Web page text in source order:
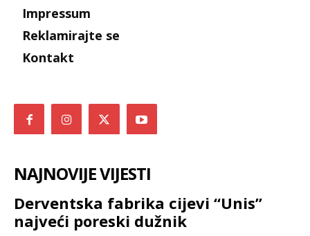
Impressum
Reklamirajte se
Kontakt
NAJNOVIJE VIJESTI
Derventska fabrika cijevi “Unis”
najveći poreski dužnik